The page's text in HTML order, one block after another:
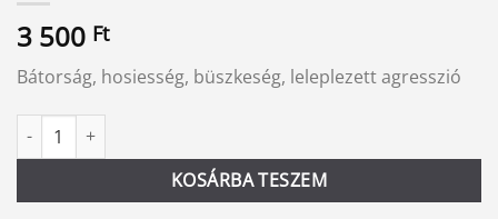
3 500 Ft
Bátorság, hosiesség, büszkeség, leleplezett agresszió
Férfi erő mennyiség
KOSÁRBA TESZEM
Alternative: